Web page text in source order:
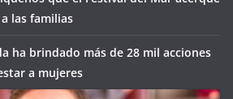
las familias
ha brindado más de 28 mil acciones
a mujeres